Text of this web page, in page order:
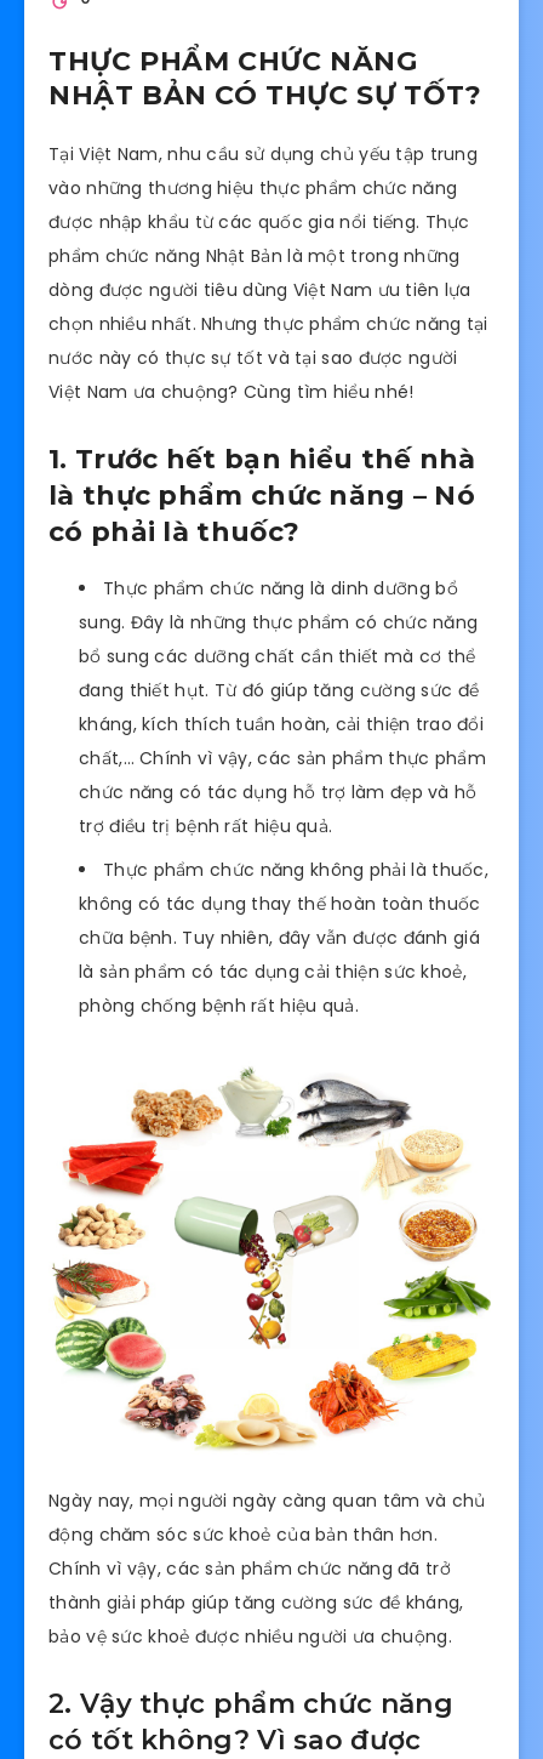
THỰC PHẨM CHỨC NĂNG
NHẬT BẢN CÓ THỰC SỰ TỐT?
Tại Việt Nam, nhu cầu sử dụng chủ yếu tập trung
vào những thương hiệu thực phẩm chức năng
được nhập khẩu từ các quốc gia nổi tiếng. Thực
phẩm chức năng Nhật Bản là một trong những
dòng được người tiêu dùng Việt Nam ưu tiên lựa
chọn nhiều nhất. Nhưng thực phẩm chức năng tại
nước này có thực sự tốt và tại sao được người
Việt Nam ưa chuộng? Cùng tìm hiểu nhé!
1. Trước hết bạn hiểu thế nhà
là thực phẩm chức năng – Nó
có phải là thuốc?
Thực phẩm chức năng là dinh dưỡng bổ
sung. Đây là những thực phẩm có chức năng
bổ sung các dưỡng chất cần thiết mà cơ thể
đang thiết hụt. Từ đó giúp tăng cường sức đề
kháng, kích thích tuần hoàn, cải thiện trao đổi
chất,… Chính vì vậy, các sản phẩm thực phẩm
chức năng có tác dụng hỗ trợ làm đẹp và hỗ
trợ điều trị bệnh rất hiệu quả.
Thực phẩm chức năng không phải là thuốc,
không có tác dụng thay thế hoàn toàn thuốc
chữa bệnh. Tuy nhiên, đây vẫn được đánh giá
là sản phẩm có tác dụng cải thiện sức khoẻ,
phòng chống bệnh rất hiệu quả.
Ngày nay, mọi người ngày càng quan tâm và chủ
động chăm sóc sức khoẻ của bản thân hơn.
Chính vì vậy, các sản phẩm chức năng đã trở
thành giải pháp giúp tăng cường sức đề kháng,
bảo vệ sức khoẻ được nhiều người ưa chuộng.
2. Vậy thực phẩm chức năng
có tốt không? Vì sao được